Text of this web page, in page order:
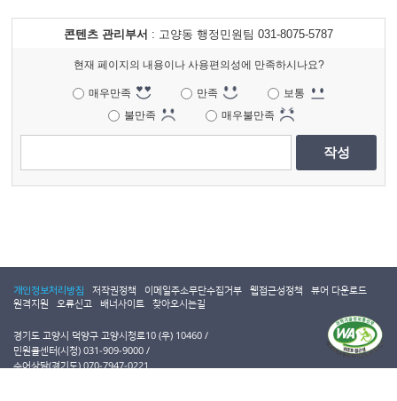
콘텐츠 관리부서 : 고양동 행정민원팀 031-8075-5787
현재 페이지의 내용이나 사용편의성에 만족하시나요?
매우만족 만족
보통
불만족
매우불만족
작성
개인정보처리방침 저작권정책 이메일주소무단수집거부 웹접근성정책
뷰어 다운로드
원격지원
오류신고 배너사이트 찾아오시는길
경기도 고양시 덕양구 고양시청로10 (우) 10460
민원콜센터(시청) 031-909-9000
수어상담(경기도) 070-7947-0221